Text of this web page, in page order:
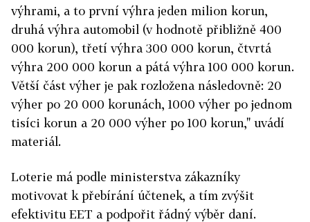
výhrami, a to první výhra jeden milion korun,
druhá výhra automobil (v hodnotě přibližně 400
000 korun), třetí výhra 300 000 korun, čtvrtá
výhra 200 000 korun a pátá výhra 100 000 korun.
Větší část výher je pak rozložena následovně: 20
výher po 20 000 korunách, 1000 výher po jednom
tisíci korun a 20 000 výher po 100 korun," uvádí
materiál.
Loterie má podle ministerstva zákazníky
motivovat k přebírání účtenek, a tím zvýšit
efektivitu EET a podpořit řádný výběr daní.